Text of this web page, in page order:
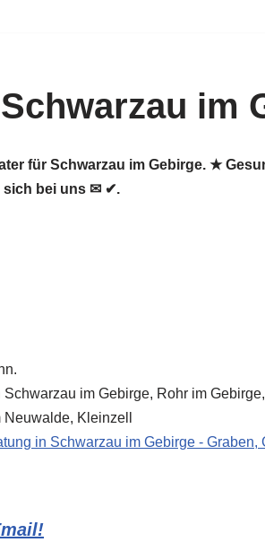
im
für Schwarzau im Gebirge. ★
sich bei uns ✉ ✔.